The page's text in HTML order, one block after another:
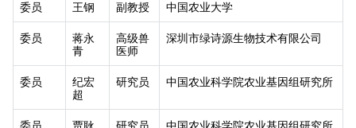
委员 王钢 副教授 中国农业大学
委员
蒋永
青
高级兽
医师
深圳市绿诗源生物技术有限公司
委员
纪宏
超
研究员 中国农业科学院农业基因组研究所